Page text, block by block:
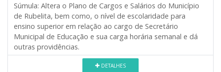
Súmula: Altera o Plano de Cargos e Salários do Município
de Rubelita, bem como, o nível de escolaridade para
ensino superior em relação ao cargo de Secretário
Municipal de Educação e sua carga horária semanal e dá
outras providências.
DETALHES